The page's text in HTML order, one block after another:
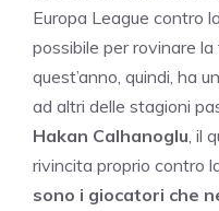
Europa League contro
possibile per rovinare
quest’anno, quindi, ha
ad altri delle stagioni
Hakan Calhanoglu , il
rivincita proprio contro
sono i giocatori che